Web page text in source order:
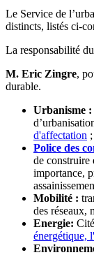
Le Service de
distincts, listés ci-
La responsabilité
M. Eric Zingre,
durable.
Urbanisme :
d'affectation ;
Police des
de construire
importance,
Mobilité :
des réseaux,
Energie:
énergétique,